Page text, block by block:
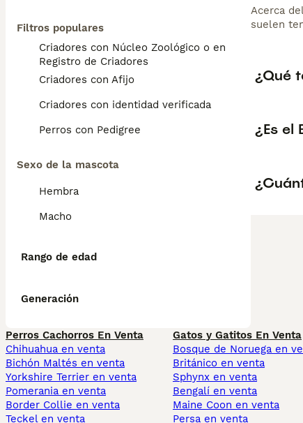
Filtros populares
Criadores con Núcleo Zoológico o en el
Registro de Criadores
Criadores con Afijo
Criadores con identidad verificada
Perros con Pedigree
Sexo de la mascota
Hembra
Macho
Rango de edad
Generación
Acerca
suelen
¿Qué
¿Es el
Perros Cachorros En Venta
Chihuahua en venta
Bichón Maltés en venta
Yorkshire Terrier en venta
Pomerania en venta
Border Collie en venta
Teckel en venta
Gatos y Gatitos En Venta
Bosque de Noruega en
Británico en venta
Sphynx en venta
Bengalí en venta
Maine Coon en venta
Persa en venta